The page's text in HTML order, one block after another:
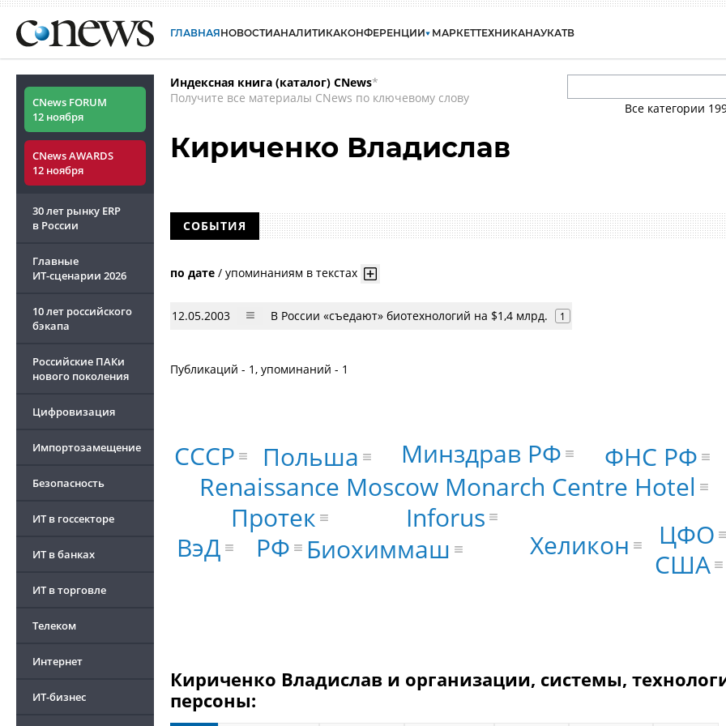
ГЛАВНАЯНОВОСТИАНАЛИТИКАКОНФЕРЕНЦИИ МАРКЕТТЕХНИКАНАУКАТВ
CNews FORUM
12 ноября
CNews AWARDS
12 ноября
30 лет рынку ERP
в России
Главные
ИТ-сценарии 2026
10 лет российского
бэкапа
Российские ПАКи
нового поколения
Цифровизация
Импортозамещение
Безопасность
ИТ в госсекторе
ИТ в банках
ИТ в торговле
Телеком
Интернет
ИТ-бизнес
Индексная книга (каталог) CNews*
Получите все материалы CNews по ключевому слову
Все категории
Кириченко Владислав
СОБЫТИЯ
по дате / упоминаниям в текстах
12.05.2003 В России «съедают» биотехнологий на $1,4 млрд. 1
Публикаций - 1, упоминаний - 1
Inforus
Renaissance Moscow Monarch Centre Hotel
Биохиммаш
Хеликон
Протек
ФНС РФ
Минздрав РФ
Польша
РФ
США
ЦФО
СССР
ВэД
Кириченко Владислав и организации, системы,
персоны: